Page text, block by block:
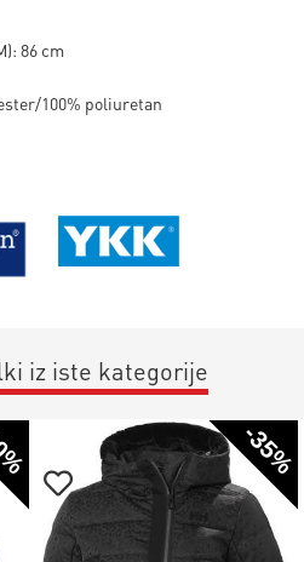
86 cm
100% poliuretan
iz iste kategorije
-35%